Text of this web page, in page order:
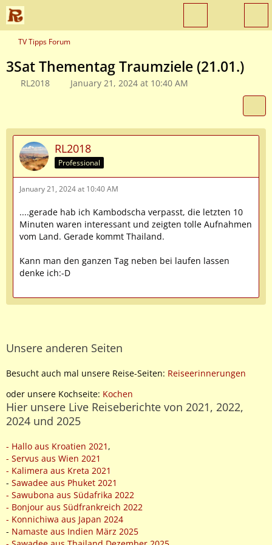
TV Tipps Forum
3Sat Thementag Traumziele (21.01.)
RL2018 January 21, 2024 at 10:40 AM
RL2018
Professional
January 21, 2024 at 10:40 AM
....gerade hab ich Kambodscha verpasst, die letzten 10
Minuten waren interessant und zeigten tolle Aufnahmen
vom Land. Gerade kommt Thailand.
Kann man den ganzen Tag neben bei laufen lassen
denke ich:-D
Unsere anderen Seiten
Besucht auch mal unsere Reise-Seiten: Reiseerinnerungen
oder unsere Kochseite: Kochen
Hier unsere Live Reiseberichte von 2021, 2022,
2024 und 2025
- Hallo aus Kroatien 2021 ,
- Servus aus Wien 2021
- Kalimera aus Kreta 2021
- Sawadee aus Phuket 2021
- Sawubona aus Südafrika 2022
- Bonjour aus Südfrankreich 2022
- Konnichiwa aus Japan 2024
- Namaste aus Indien März 2025